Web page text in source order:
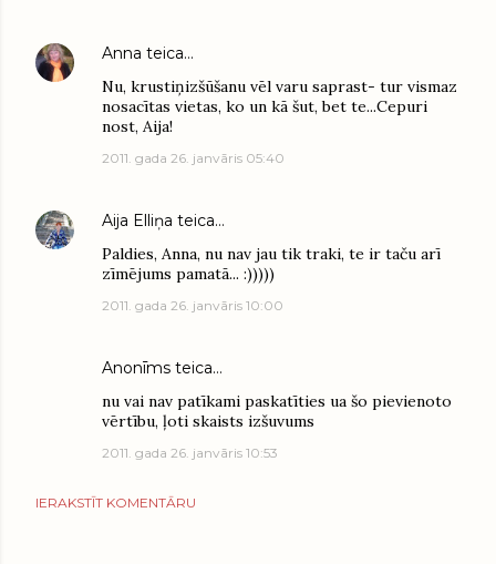
Anna teica…
Nu, krustiņizšūšanu vēl varu saprast- tur vismaz
nosacītas vietas, ko un kā šut, bet te...Cepuri
nost, Aija!
2011. gada 26. janvāris 05:40
Aija Elliņa teica…
Paldies, Anna, nu nav jau tik traki, te ir taču arī
zīmējums pamatā... :)))))
2011. gada 26. janvāris 10:00
Anonīms teica…
nu vai nav patīkami paskatīties ua šo pievienoto
vērtību, ļoti skaists izšuvums
2011. gada 26. janvāris 10:53
IERAKSTĪT KOMENTĀRU